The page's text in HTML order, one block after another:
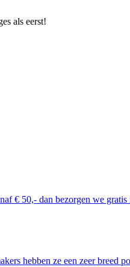
als eerst!
€ 50,- dan bezorgen we
hebben ze een zeer breed